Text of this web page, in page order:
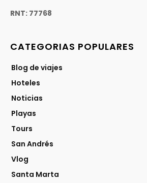
RNT: 77768
CATEGORIAS POPULARES
Blog de viajes
Hoteles
Noticias
Playas
Tours
San Andrés
Vlog
Santa Marta